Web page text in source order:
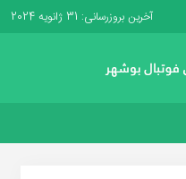
آخرین بروزرسانی: 31 ژانویه 2024